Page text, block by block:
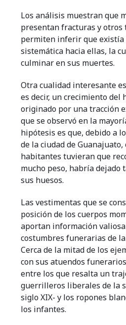
Los análisis muestran que
presentan fracturas y otros
permiten inferir que existía
sistemática hacia ellas, la
culminar en sus muertes.
Otra cualidad interesante
es decir, un crecimiento del
originado por una tracción
que se observó en la
hipótesis es que, debido a
de la ciudad de
habitantes tuvieran que
mucho peso, habría dejado
sus huesos.
Las vestimentas que se
posición de los cuerpos
aportan información
costumbres funerarias de
Cerca de la mitad de los
con sus atuendos
entre los que resalta un
guerrilleros liberales de la
siglo XIX- y los ropones
los infantes.